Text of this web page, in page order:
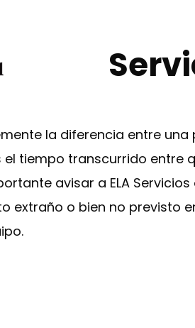
la diferencia entre
el tiempo transcurrido entre
avisar a ELA
extraño o bien no previsto